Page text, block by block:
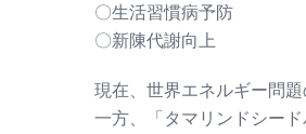
〇生活習慣病予防
〇新陳代謝向上
現在、世界エネルギー問
一方、「タマリンドシー